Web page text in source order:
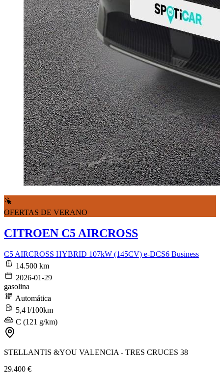
OFERTAS DE VERANO
CITROEN C5 AIRCROSS
C5 AIRCROSS HYBRID 107kW (145CV) e-DCS6 Business
14.500 km
2026-01-29
gasolina
Automática
5,4 l/100km
C (121 g/km)
STELLANTIS &YOU VALENCIA - TRES CRUCES 38
29.400 €